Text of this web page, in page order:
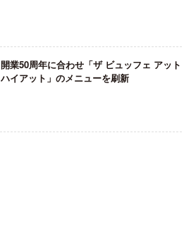
開業50周年に合わせ「ザ ビュッフェ アット
ハイアット」のメニューを刷新